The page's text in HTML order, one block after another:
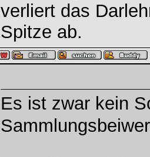
verliert das
Spitze ab.
Es ist zwar kein